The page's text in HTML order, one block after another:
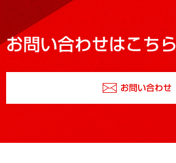
お問い合わせはこちら
お問い合わせ